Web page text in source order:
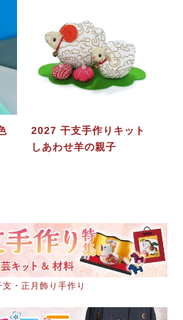
2027 干支手作りキット
しあわせ羊の親子
・正月飾り手作り